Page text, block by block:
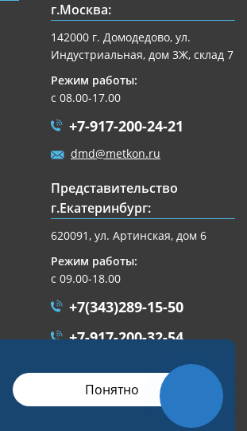
г.Москва:
142000 г. Домодедово, ул.
Индустриальная, дом 3Ж, склад 7
Режим работы:
с 08.00-17.00
+7-917-200-24-21
dmd@metkon.ru
Представительство
г.Екатеринбург:
620091, ул. Артинская, дом 6
Режим работы:
с 09.00-18.00
+7(343)289-15-50
+7-917-200-32-54
Разработка сайта
Студия «СТРОИМ САЙТ»
Понятно